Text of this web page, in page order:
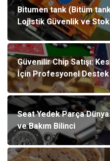
Bitumen tank (Bitüm
Lojistik Güvenlik ve
Güvenilir Chip Satışı:
İçin Profesyonel Destek
Seat Yedek Parça
ve Bakım Bilinci